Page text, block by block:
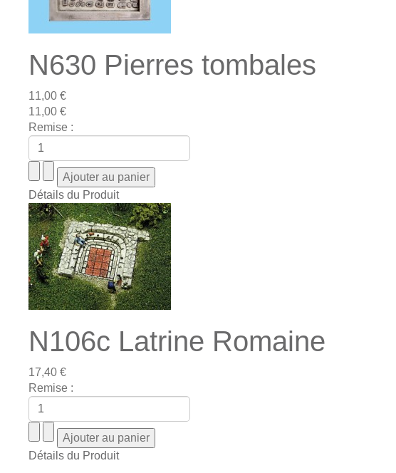
N630 Pierres tombales
11,00 €
11,00 €
Remise :
Détails du Produit
N106c Latrine Romaine
17,40 €
Remise :
Détails du Produit